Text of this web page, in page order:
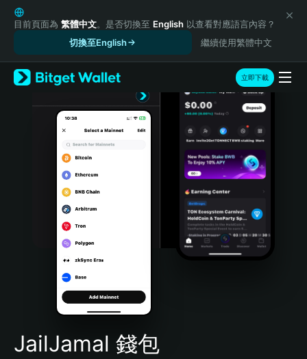
English
日本語
Русский
Español (Latinoamérica)
Türkçe
Português (Portugal)
Bahasa Indonesia
Português (Brasil)
Español (Argentina)
目前頁面為 繁體中文。是否切換至 English 以查看對應語言內容？
切換至English
繼續使用繁體中文
立即下載
JailJamal 錢包